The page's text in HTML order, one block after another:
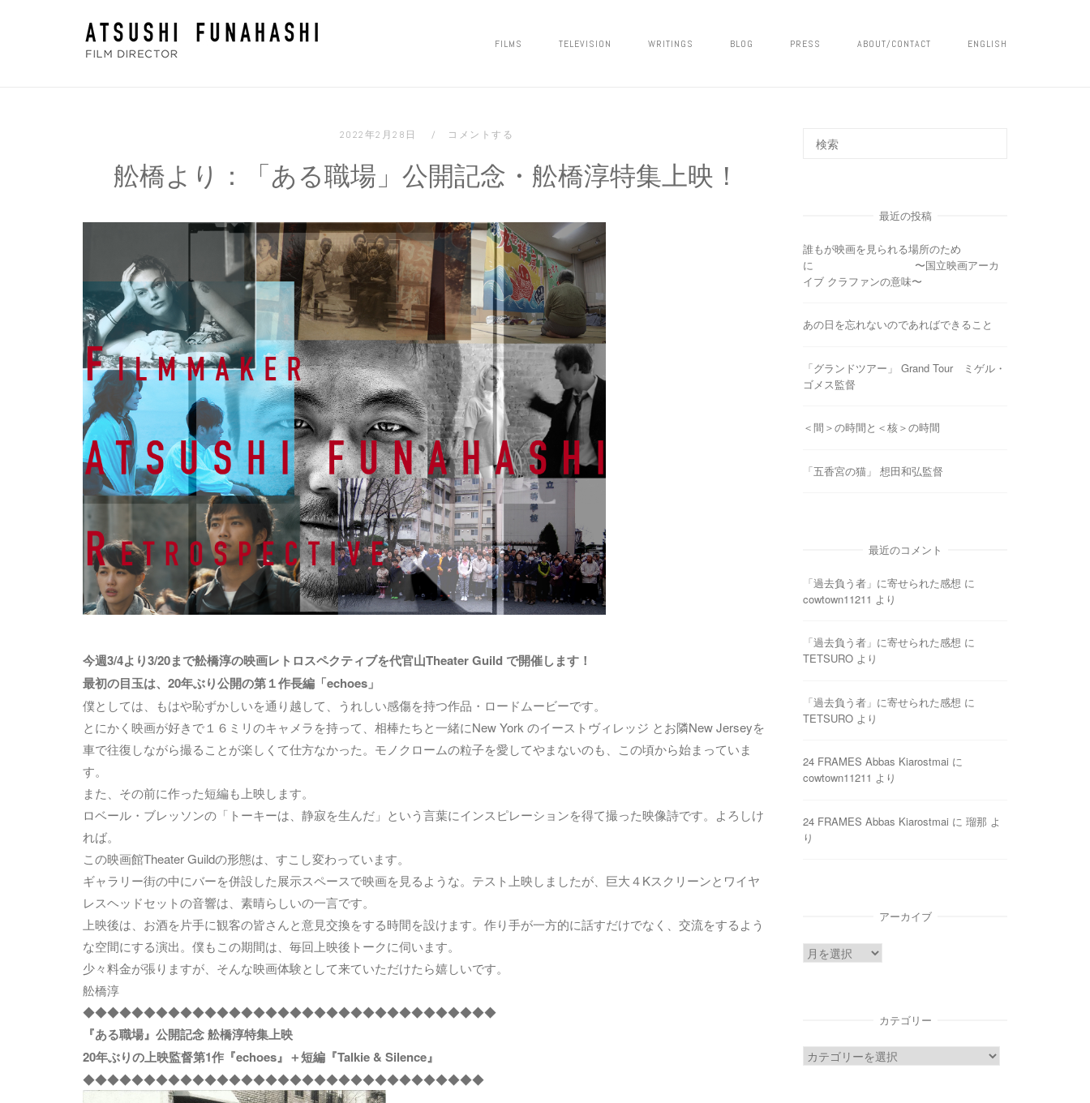
ホ
ー
FILMS TELEVISION WRITINGS BLOG PRESS ABOUT/CONTACT ENGLISH
2022年2月28日 コメントする
舩橋より：「ある職場」公開記念・舩橋淳特集上映！
今週3/4より3/20まで舩橋淳の映画レトロスペクティブを代官山Theater Guild で開催します！
最初の目玉は、20年ぶり公開の第１作長編「echoes」
僕としては、もはや恥ずかしいを通り越して、うれしい感傷を持つ作品・ロードムービーです。
とにかく映画が好きで１６ミリのキャメラを持って、相棒たちと一緒にNew York のイーストヴィレッジ とお隣New Jerseyを
車で往復しながら撮ることが楽しくて仕方なかった。モノクロームの粒子を愛してやまないのも、この頃から始まっていま
す。
また、その前に作った短編も上映します。
ロベール・ブレッソンの「トーキーは、静寂を生んだ」という言葉にインスピレーションを得て撮った映像詩です。よろしけ
れば。
この映画館Theater Guildの形態は、すこし変わっています。
ギャラリー街の中にバーを併設した展示スペースで映画を見るような。テスト上映しましたが、巨大４Kスクリーンとワイヤ
レスヘッドセットの音響は、素晴らしいの一言です。
上映後は、お酒を片手に観客の皆さんと意見交換をする時間を設けます。作り手が一方的に話すだけでなく、交流をするよう
な空間にする演出。僕もこの期間は、毎回上映後トークに伺います。
少々料金が張りますが、そんな映画体験として来ていただけたら嬉しいです。
舩橋淳
◆◆◆◆◆◆◆◆◆◆◆◆◆◆◆◆◆◆◆◆◆◆◆◆◆◆◆◆◆◆◆◆◆◆
『ある職場』公開記念 舩橋淳特集上映
20年ぶりの上映監督第1作『echoes』＋短編『Talkie & Silence』
◆◆◆◆◆◆◆◆◆◆◆◆◆◆◆◆◆◆◆◆◆◆◆◆◆◆◆◆◆◆◆◆◆
最近の投稿
誰もが映画を見られる場所のため
に 〜国立映画アーカ
イブ クラファンの意味〜
あの日を忘れないのであればできること
「グランドツアー」 Grand Tour ミゲル・
ゴメス監督
＜間＞の時間と＜核＞の時間
「五香宮の猫」 想田和弘監督
最近のコメント
「過去負う者」に寄せられた感想 に
cowtown11211 より
「過去負う者」に寄せられた感想 に
TETSURO より
「過去負う者」に寄せられた感想 に
TETSURO より
24 FRAMES Abbas Kiarostmai に
cowtown11211 より
24 FRAMES Abbas Kiarostmai に 瑠那 よ
り
アーカイブ
ア
カテゴリー
カ